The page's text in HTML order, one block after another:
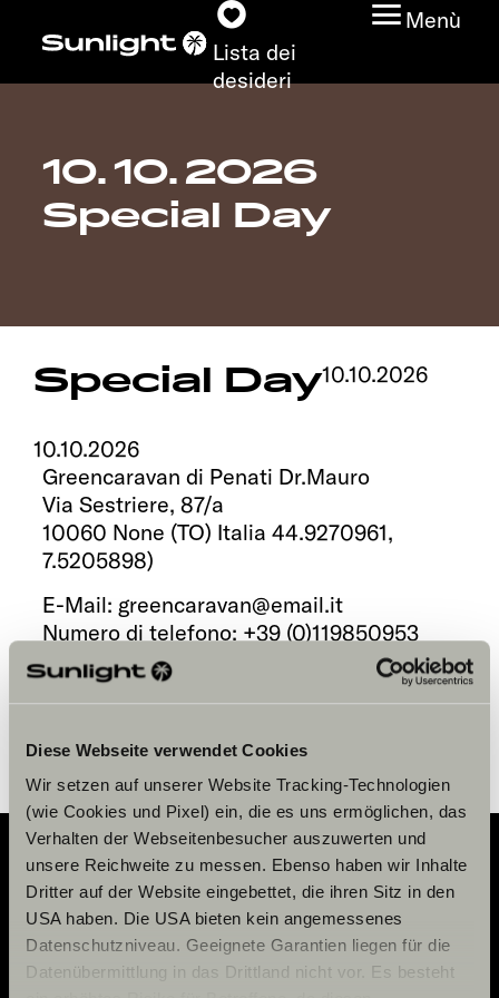
Diese Webseite verwendet Cookies
Wir setzen auf unserer Website Tracking-Technologien
(wie Cookies und Pixel) ein, die es uns ermöglichen, das
Verhalten der Webseitenbesucher auszuwerten und
unsere Reichweite zu messen. Ebenso haben wir Inhalte
Dritter auf der Website eingebettet, die ihren Sitz in den
USA haben. Die USA bieten kein angemessenes
Datenschutzniveau. Geeignete Garantien liegen für die
Datenübermittlung in das Drittland nicht vor. Es besteht
Lista dei
desideri
Menù
Modelli
Sunlight
Ricerca concessionari
Scoprire
Servizi
10. 10. 2026
Special Day
Special Day10.10.2026
10.10.2026
Greencaravan di Penati Dr.Mauro
Via Sestriere, 87/a
10060 None (TO) Italia 44.9270961,
7.5205898)
E-Mail: greencaravan@email.it
Numero di telefono: +39 (0)119850953
Adventure
Now.